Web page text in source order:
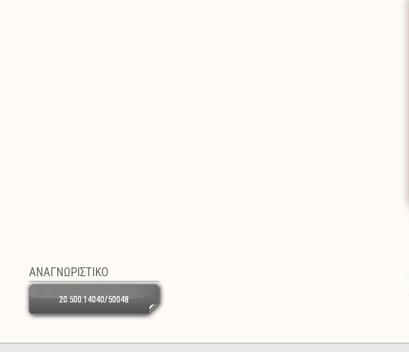
ΑΝΑΓΝΩΡΙΣΤΙΚΟ
20.500.14040/50048